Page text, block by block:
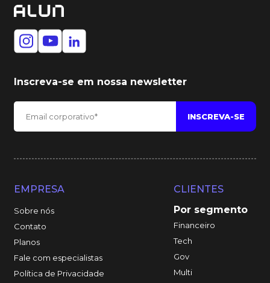
Inscreva-se em nossa newsletter
EMPRESA
Sobre nós
Contato
Planos
Fale com especialistas
Política de Privacidade
CLIENTES
Por segmento
Financeiro
Tech
Gov
Multi